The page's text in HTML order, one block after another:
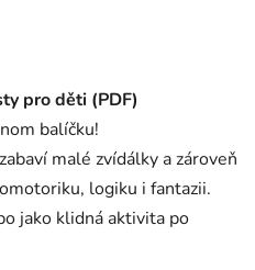
pro děti (PDF)
balíčku!
malé zvídálky a zároveň
logiku i fantazii.
jako klidná aktivita po